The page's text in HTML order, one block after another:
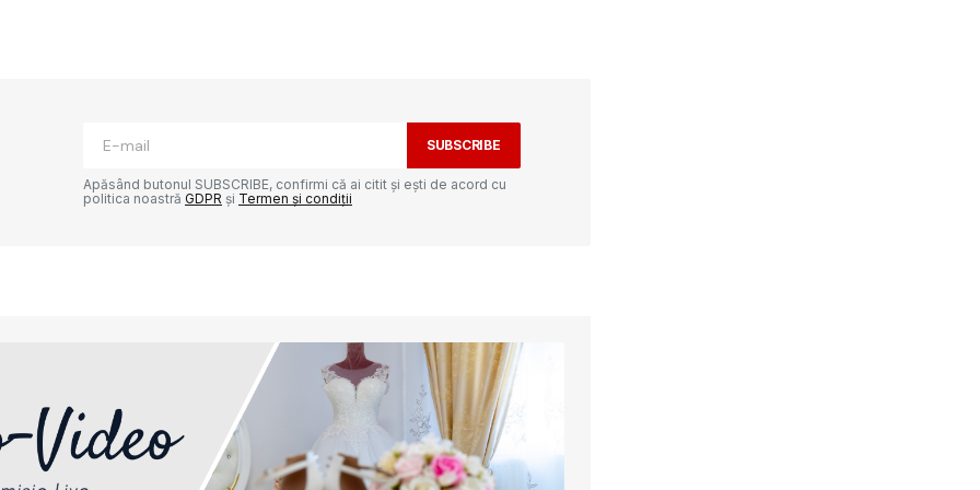
SUBSCRIBE
Apăsând butonul SUBSCRIBE, confirmi că ai citit și ești de acord cu
politica noastră GDPR și Termen și condiții